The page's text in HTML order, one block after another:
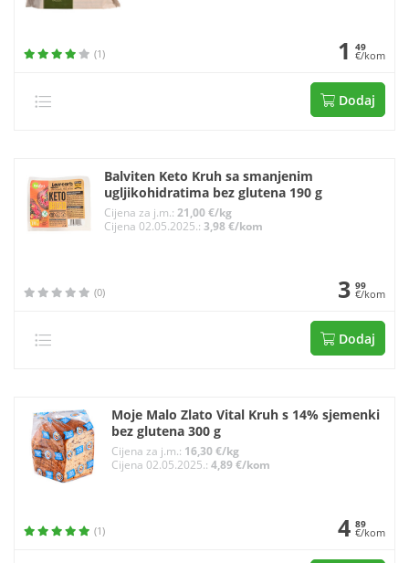
(1) 1 49
€/kom
Dodaj
Balviten Keto Kruh sa smanjenim
ugljikohidratima bez glutena 190 g
Cijena za j.m.:21,00 €/kg
Cijena 02.05.2025.:3,98 €/kom
(0) 3 99
€/kom
Dodaj
Moje Malo Zlato Vital Kruh s 14% sjemenki
bez glutena 300 g
Cijena za j.m.: 16,30 €/kg
Cijena 02.05.2025.:4,89 €/kom
(1) 4 89
€/kom